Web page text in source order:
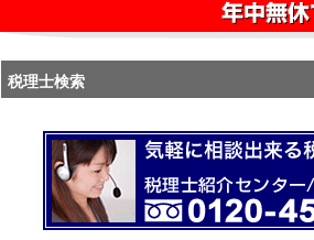
税理士検索